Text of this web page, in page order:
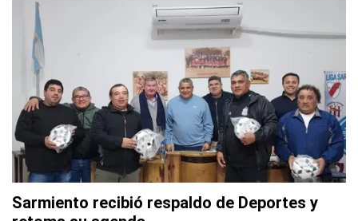
Sarmiento recibió respaldo de Deportes y